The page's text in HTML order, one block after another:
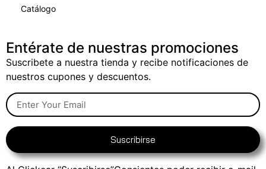
Catálogo
Entérate de nuestras promociones
Suscribete a nuestra tienda y recibe notificaciones de
nuestros cupones y descuentos.
Suscribirse